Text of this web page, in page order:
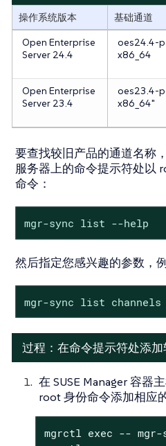
操作系统版本 基础通道
Open Enterprise
Server 24.4
oes24.4-
x86_64
Open Enterprise
Server 23.4
oes23.4-
x86_64"
要查找较旧产品的通道名称
服务器上的命令提示符处以
命令：
mgr-sync list --help
然后指定您感兴趣的参数，
mgr-sync list
过程：在命令提示符处添
在 SUSE Manager 容器
root 身份命令添加相应
mgrctl exec -- mgr-